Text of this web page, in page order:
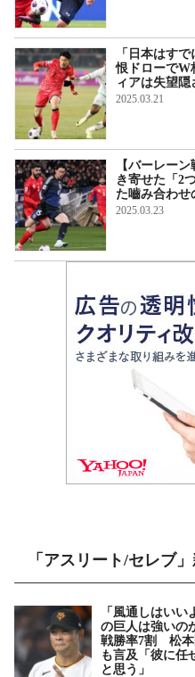
「日本はす
恨ドローで
ィアは失望隠
2025.03.21
【バーレー
き寄せた「2
た嚙み合わせ
2025.03.23
「アスリート/セレブ
「風通しはい
の巨人は強い
戦勝率7割 松本
も言及「彼に任
と思う」